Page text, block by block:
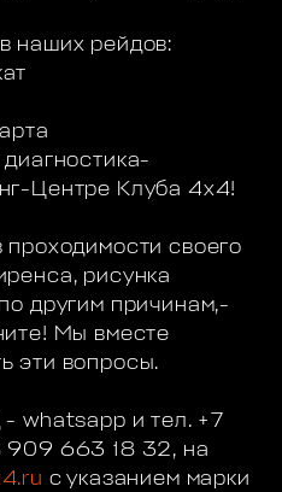
наших рейдов:
Центре Клуба 4х4!
своего
рисунка
другим причинам,-
Мы вместе
эти вопросы.
- whatsapp и тел. +7
663 18 32, на
с указанием марки